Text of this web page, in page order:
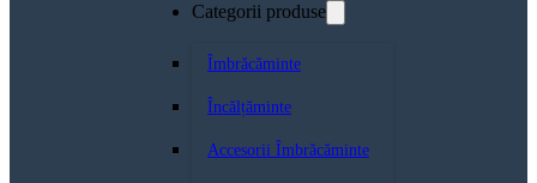
Categorii produse
Îmbrăcăminte
Încălțăminte
Accesorii Îmbrăcăminte